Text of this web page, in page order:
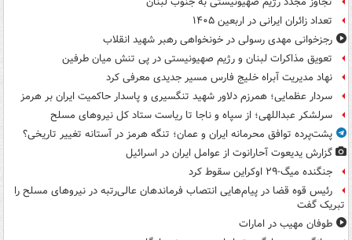
تعداد زائران ایرانی در اربعین ۱۴۰۵
رجزخوانی مهدی رسولی در خونخواهی رهبر شهید انقلاب
تعویق مذاکرات لبنان و رژیم صهیونیستی در پی تنش میان طرفین
نهاد مدیریت آبراه خلیج فارس مسیر جدیدی معرفی کرد
سردار عظمایی؛ همرزم دلاور شهید تنگسیری و پاسدار حاکمیت ایران بر هرمز
سرلشکر عبداللهی؛ از سپاه و ناجا تا ریاست ستاد کل نیروهای مسلح
پشت‌پرده توافق محرمانه ایران و عمان؛ تنگه هرمز در آستانه تغییر تاریخی؟
گزارش یدیعوت آحارانوت از عوامل ایران در اسرائیل
جنگنده میگ-۲۹ اوکراین سقوط کرد
رئیس قوه قضا در پیام‌هایی انتصاب‌ فرماندهان عالی‌رتبه در نیروهای مسلح را
تبریک گفت
طوفان مهیب در امارات